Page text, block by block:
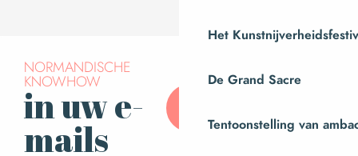
Het
De Grand Sacre
Tentoonstelling van
NORMANDISCHE
KNOWHOW
in uw e-
mails